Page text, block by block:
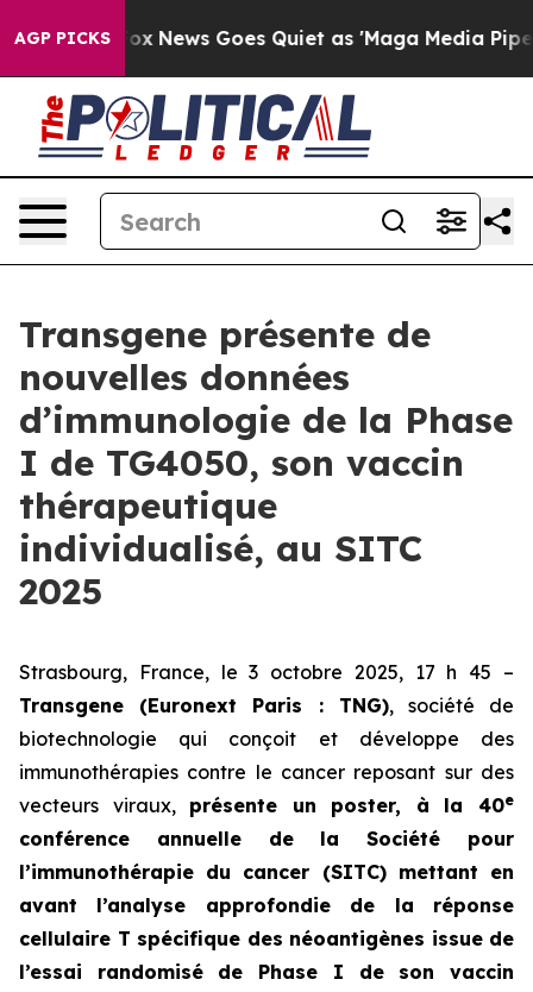
AGP PICKS
Exist Fox News Goes Quiet as 'Maga Media Pipeline'
Transgene présente de
nouvelles données
d’immunologie de la Phase
I de TG4050, son vaccin
thérapeutique
individualisé, au SITC
2025
Strasbourg, France, le 3 octobre 2025, 17 h 45 –
Transgene (Euronext Paris : TNG), société de
biotechnologie qui conçoit et développe des
immunothérapies contre le cancer reposant sur des
vecteurs viraux, présente un poster, à la 40e
conférence annuelle de la Société pour
l’immunothérapie du cancer (SITC) mettant en
avant l’analyse approfondie de la réponse
cellulaire T spécifique des néoantigènes issue de
l’essai randomisé de Phase I de son vaccin